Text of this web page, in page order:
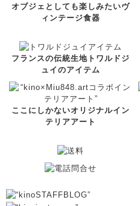
オブジェとしても楽しみたいヴ
ィンテージ食器
フランスの伝統生地トワルドジ
ュイのアイテム
ここにしかないオリジナルイン
テリアアート